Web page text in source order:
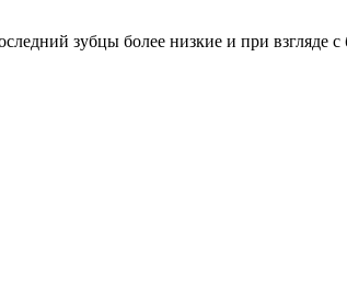
зубцы более низкие и при взгляде